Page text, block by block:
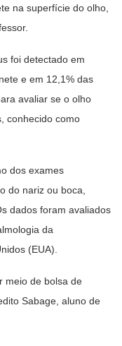
na superfície do olho,
foi detectado em
e em 12,1% das
avaliar se o olho
conhecido como
dos exames
do nariz ou boca,
dados foram avaliados
da
(EUA).
meio de bolsa de
Sabage, aluno de